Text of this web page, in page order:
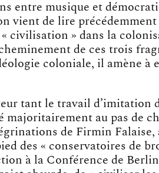
entre musique et
vient de lire précédemment
civilisation » dans la
de ces trois
coloniale, il amène à
tant le travail d’imitation
au pas de
de Firmin Falaise,
des « conservatoires de
à la Conférence de Berlin